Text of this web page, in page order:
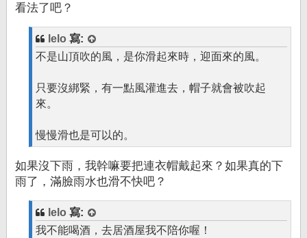
看法了吧？
lelo 寫:
不是山頂吹的風，是你滑起來時，迎面來的風。
只要沒綁緊，有一點風灌進去，帽子就會被吹起
來。
慢慢滑也是可以的。
如果沒下雨，我幹嘛要把連衣帽戴起來？如果真的下
雨了，滿臉雨水也滑不快吧？
lelo 寫:
我不能喝酒，去居酒屋我不陪你喔！